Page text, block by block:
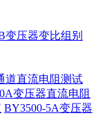
变压器变比组别
道直流电阻测试
变压器直流电阻
BY3500-5A变压器